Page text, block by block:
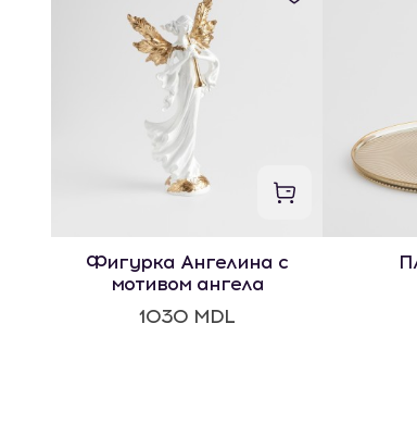
Фигурка Ангелина с
мотивом ангела
1030 MDL